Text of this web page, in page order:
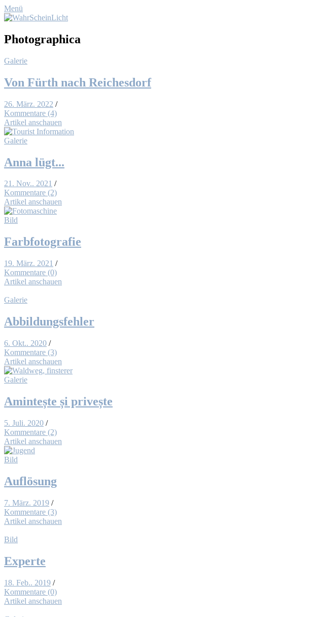
Menü
Photographica
Galerie
Von Fürth nach Rei­ches­dorf
26. März. 2022 /
Kommentare (4)
Artikel anschauen
Galerie
An­na lügt...
21. Nov.. 2021 /
Kommentare (2)
Artikel anschauen
Bild
Farb­fo­to­gra­fie
19. März. 2021 /
Kommentare (0)
Artikel anschauen
Galerie
Ab­bil­dungs­feh­ler
6. Okt.. 2020 /
Kommentare (3)
Artikel anschauen
Galerie
Amin­teș­te și pri­veș­te
5. Juli. 2020 /
Kommentare (2)
Artikel anschauen
Bild
Auf­lö­sung
7. März. 2019 /
Kommentare (3)
Artikel anschauen
Bild
Ex­per­te
18. Feb.. 2019 /
Kommentare (0)
Artikel anschauen